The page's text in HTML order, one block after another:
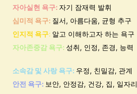
자아실현 욕구: 자기 잠재력 발휘
심미적 욕구: 질서, 아름다움, 균형 추구
인지적 욕구: 알고 이해하고자 하는 욕구
자아존중감 욕구: 성취, 인정, 존경, 능력
소속감 및 사랑 욕구: 우정, 친밀감, 관계
안전 욕구: 보안, 안정감, 건강, 집, 일자리